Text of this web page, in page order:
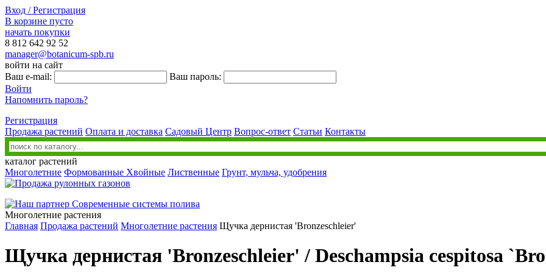
Вход / Регистрация
В корзине пусто
начать покупки
8 812 642 92 52
manager@botanicum-spb.ru
войти на сайт
Ваш e-mail:
Ваш пароль:
Войти
Напомнить пароль?
Регистрация
Продажа растений Оплата и доставка Садовый Центр Вопрос-ответ Статьи Контакты
каталог растений
Многолетние Формованные Хвойные Лиственные Грунт, мульча, удобрения
Многолетние растения
Главная Продажа растений Многолетние растения Щучка дернистая 'Bronzeschleier'
Щучка дернистая 'Bronzeschleier' / Deschampsia cespitosa